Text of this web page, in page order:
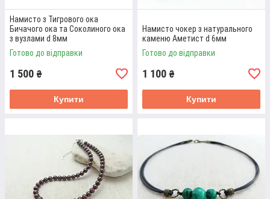
БУСИ З АМЕТИСТА
см, ланцюжок подовжувач. Модель унісекс.
Детальніше
Намисто з Тигрового ока
Бичачого ока та Соколиного ока
з вузлами d 8мм
Готово до відправки
1 500 ₴
Купити
Намисто чокер з натурального
каменю Аметист d 6мм
Готово до відправки
1 100 ₴
Купити